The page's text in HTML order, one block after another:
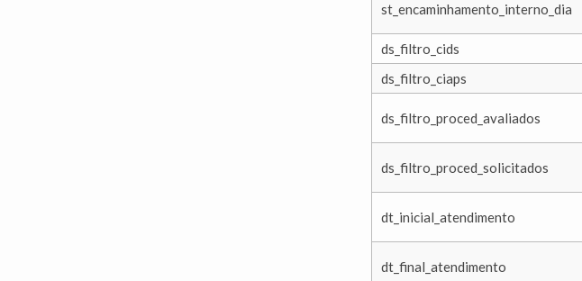
st_encaminhamento_interno_dia
ds_filtro_cids
ds_filtro_ciaps
ds_filtro_proced_avaliados
ds_filtro_proced_solicitados
dt_inicial_atendimento
dt_final_atendimento